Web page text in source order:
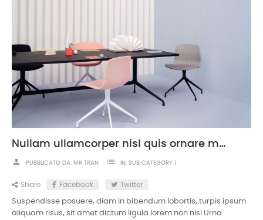
Nullam ullamcorper nisl quis ornare molestie
Share Facebook Twitter
person PUBBLICATO DA: MR TRAN list IN: SUB CATEGORY 1
Suspendisse posuere, diam in bibendum lobortis, turpis ipsum
aliquam risus, sit amet dictum ligula lorem non nisl Urna